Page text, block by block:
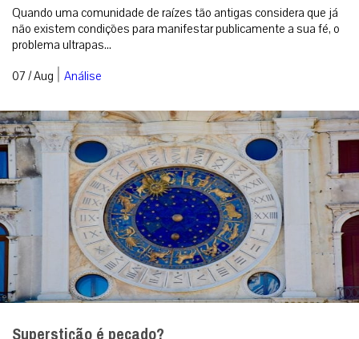
Quando uma comunidade de raízes tão antigas considera que já
não existem condições para manifestar publicamente a sua fé, o
problema ultrapas...
07 / Aug | Análise